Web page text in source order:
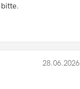
bitte.
28.06.2026